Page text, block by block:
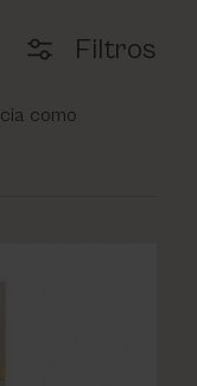
como
Filtros